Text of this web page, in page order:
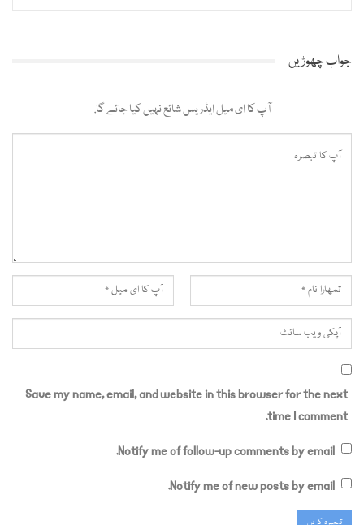
جواب چھوڑیں
آپ کا ای میل ایڈریس شائع نہیں کیا جائے گا.
Save my name, email, and website in this browser for the next
time I comment.
Notify me of follow-up comments by email.
Notify me of new posts by email.